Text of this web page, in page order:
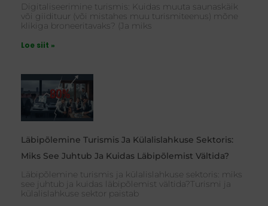
Digitaliseerimine turismis: Kuidas muuta saunaskäik
või giidituur (või mistahes muu turismiteenus) mõne
klikiga broneeritavaks? (Ja miks
Loe siit »
Läbipõlemine Turismis Ja Külalislahkuse Sektoris:
Miks See Juhtub Ja Kuidas Läbipõlemist Vältida?
Läbipõlemine turismis ja külalislahkuse sektoris: miks
see juhtub ja kuidas läbipõlemist vältida?Turismi ja
külalislahkuse sektor paistab